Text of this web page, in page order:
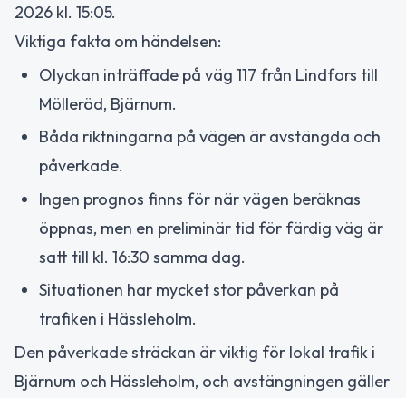
2026 kl. 15:05.
Viktiga fakta om händelsen:
Olyckan inträffade på väg 117 från Lindfors till
Mölleröd, Bjärnum.
Båda riktningarna på vägen är avstängda och
påverkade.
Ingen prognos finns för när vägen beräknas
öppnas, men en preliminär tid för färdig väg är
satt till kl. 16:30 samma dag.
Situationen har mycket stor påverkan på
trafiken i Hässleholm.
Den påverkade sträckan är viktig för lokal trafik i
Bjärnum och Hässleholm, och avstängningen gäller